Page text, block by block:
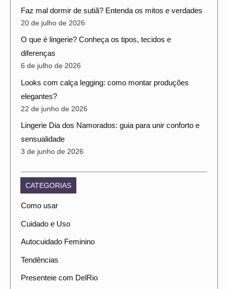
Faz mal dormir de sutiã? Entenda os mitos e verdades
20 de julho de 2026
O que é lingerie? Conheça os tipos, tecidos e
diferenças
6 de julho de 2026
Looks com calça legging: como montar produções
elegantes?
22 de junho de 2026
Lingerie Dia dos Namorados: guia para unir conforto e
sensualidade
3 de junho de 2026
CATEGORIAS
Como usar
Cuidado e Uso
Autocuidado Feminino
Tendências
Presenteie com DelRio